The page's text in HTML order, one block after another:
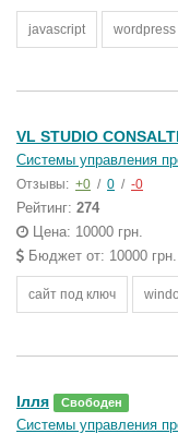
javascript wordpress
VL STUDIO
Системы управления
Отзывы: +0 / 0 / -0
Рейтинг: 274
Цена: 10000 грн.
Бюджет от: 10000 грн.
сайт под ключ
Ілля Свободен
Системы управления